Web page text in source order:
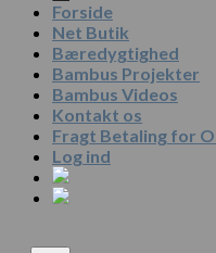
Forside
Net Butik
Bæredygtighed
Bambus Projekter
Bambus Videos
Kontakt os
Fragt Betaling for
Log ind